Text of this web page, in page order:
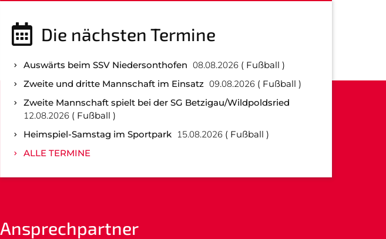
Die nächsten Termine
Auswärts beim SSV Niedersonthofen 08.08.2026
Fußball
Zweite und dritte Mannschaft im Einsatz 09.08.2026
Fußball
Zweite Mannschaft spielt bei der SG Betzigau/Wildpoldsried
12.08.2026
Fußball
Heimspiel-Samstag im Sportpark 15.08.2026
Fußball
ALLE TERMINE
Ansprechpartner